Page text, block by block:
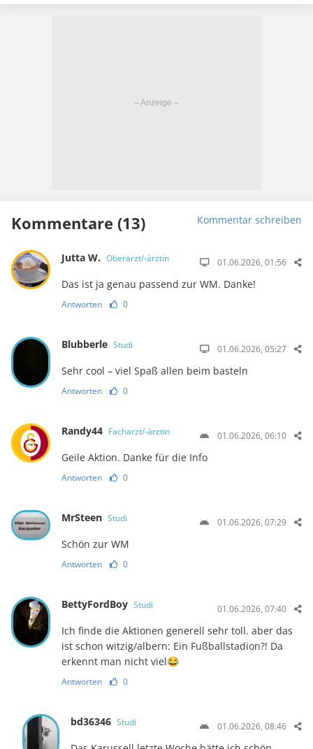
Kommentare (13) Kommentar schreiben
Jutta W. Oberarzt/-ärztin 01.06.2026, 01:56
Das ist ja genau passend zur WM. Danke!
Antworten 0
Blubberle Studi 01.06.2026, 05:27
Sehr cool – viel Spaß allen beim basteln
Antworten 0
Randy44 Facharzt/-ärztin 01.06.2026, 06:10
Geile Aktion. Danke für die Info
Antworten 0
MrSteen Studi 01.06.2026, 07:29
Schön zur WM
Antworten 0
BettyFordBoy Studi 01.06.2026, 07:40
Ich finde die Aktionen generell sehr toll. aber das
ist schon witzig/albern: Ein Fußballstadion?! Da
erkennt man nicht viel😂
Antworten 0
bd36346 Studi 01.06.2026, 08:46